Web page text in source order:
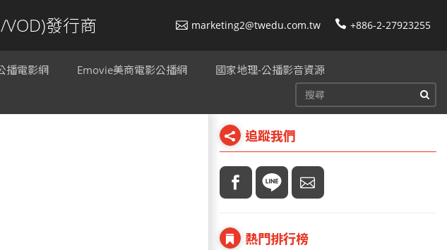
發行商 marketing2@twedu.com.tw +886-2-27923255
播電影網 Emovie美商電影公播網 國家地理-公播影音資源
追蹤我們
熱門排行榜